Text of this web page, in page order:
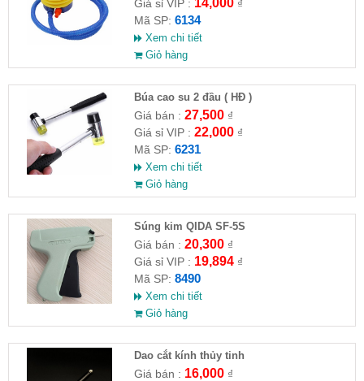
Giá sỉ VIP :
₫
Mã SP: 6134
Xem chi tiết
Giỏ hàng
Búa cao su 2 đầu ( HĐ )
Giá bán : 27,500₫
Giá sỉ VIP : 22,000₫
Mã SP: 6231
Xem chi tiết
Giỏ hàng
Súng kim QIDA SF-5S
Giá bán : 20,300₫
Giá sỉ VIP : 19,894₫
Mã SP: 8490
Xem chi tiết
Giỏ hàng
Dao cắt kính thủy tinh
Giá bán : 16,000₫